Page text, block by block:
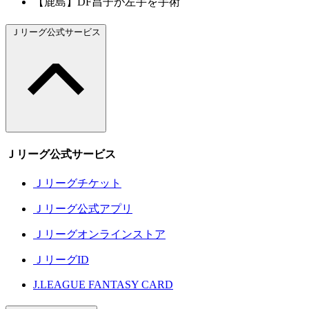
Ｊリーグ公式サービス
Ｊリーグ公式サービス
Ｊリーグチケット
Ｊリーグ公式アプリ
Ｊリーグオンラインストア
ＪリーグID
J.LEAGUE FANTASY CARD